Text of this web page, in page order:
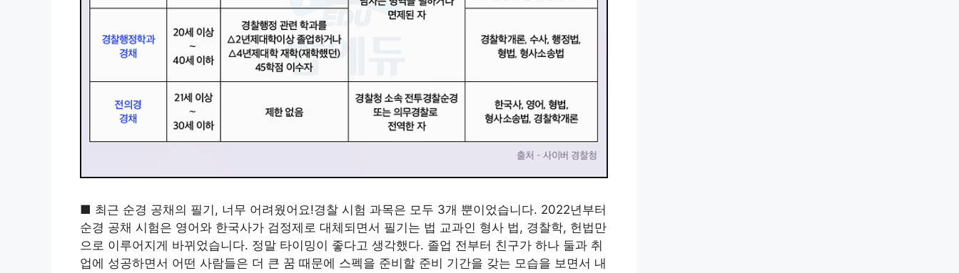
■ 최근 순경 공채의 필기, 너무 어려웠어요!경찰 시험 과목은 모두 3개 뿐이었습니다. 2022년부터
순경 공채 시험은 영어와 한국사가 검정제로 대체되면서 필기는 법 교과인 형사 법, 경찰학, 헌법만
으로 이루어지게 바뀌었습니다. 정말 타이밍이 좋다고 생각했다. 졸업 전부터 친구가 하나 둘과 취
업에 성공하면서 어떤 사람들은 더 큰 꿈 때문에 스펙을 준비할 준비 기간을 갖는 모습을 보면서 내